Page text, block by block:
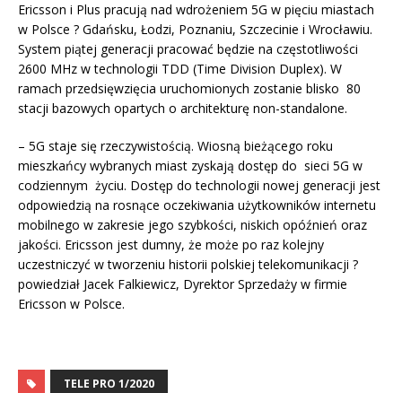
Ericsson i Plus pracują nad wdrożeniem 5G w pięciu miastach
w Polsce ? Gdańsku, Łodzi, Poznaniu, Szczecinie i Wrocławiu.
System piątej generacji pracować będzie na częstotliwości
2600 MHz w technologii TDD (Time Division Duplex). W
ramach przedsięwzięcia uruchomionych zostanie blisko 80
stacji bazowych opartych o architekturę non-standalone.
– 5G staje się rzeczywistością. Wiosną bieżącego roku
mieszkańcy wybranych miast zyskają dostęp do sieci 5G w
codziennym życiu. Dostęp do technologii nowej generacji jest
odpowiedzią na rosnące oczekiwania użytkowników internetu
mobilnego w zakresie jego szybkości, niskich opóźnień oraz
jakości. Ericsson jest dumny, że może po raz kolejny
uczestniczyć w tworzeniu historii polskiej telekomunikacji ?
powiedział Jacek Falkiewicz, Dyrektor Sprzedaży w firmie
Ericsson w Polsce.
TELE PRO 1/2020